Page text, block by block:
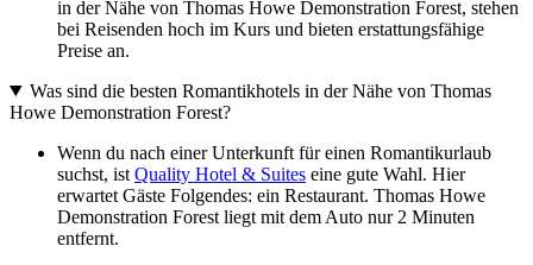
in der Nähe von Thomas Howe Demonstration Forest, stehen
bei Reisenden hoch im Kurs und bieten erstattungsfähige
Preise an.
Was sind die besten Romantikhotels in der Nähe von Thomas
Howe Demonstration Forest?
Wenn du nach einer Unterkunft für einen Romantikurlaub
suchst, ist Quality Hotel & Suites eine gute Wahl. Hier
erwartet Gäste Folgendes: ein Restaurant. Thomas Howe
Demonstration Forest liegt mit dem Auto nur 2 Minuten
entfernt.